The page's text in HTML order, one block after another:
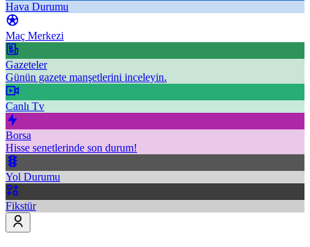
Hava Durumu
Maç Merkezi
Gazeteler
Günün gazete manşetlerini inceleyin.
Canlı Tv
Borsa
Hisse senetlerinde son durum!
Yol Durumu
Fikstür